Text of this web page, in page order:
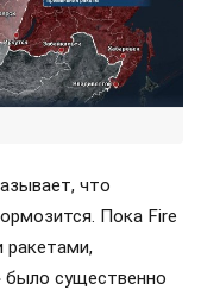
что
Пока Fire
ракетами,
было существенно